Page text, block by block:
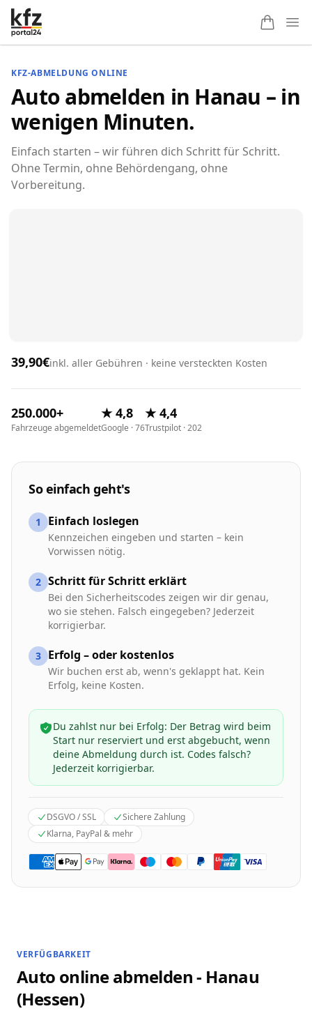
KFZ-ABMELDUNG ONLINE
Auto abmelden in Hanau – in
wenigen Minuten.
Einfach starten – wir führen dich Schritt für Schritt.
Ohne Termin, ohne Behördengang, ohne
Vorbereitung.
39,90€inkl. aller Gebühren · keine versteckten Kosten
250.000+
Fahrzeuge abgemeldet
★ 4,8
Google · 76
★ 4,4
Trustpilot · 202
So einfach geht's
1 Einfach loslegen
Kennzeichen eingeben und starten – kein
Vorwissen nötig.
2 Schritt für Schritt erklärt
Bei den Sicherheitscodes zeigen wir dir genau,
wo sie stehen. Falsch eingegeben? Jederzeit
korrigierbar.
3 Erfolg – oder kostenlos
Wir buchen erst ab, wenn's geklappt hat. Kein
Erfolg, keine Kosten.
Du zahlst nur bei Erfolg: Der Betrag wird beim
Start nur reserviert und erst abgebucht, wenn
deine Abmeldung durch ist. Codes falsch?
Jederzeit korrigierbar.
DSGVO / SSL
Sichere Zahlung
Klarna, PayPal & mehr
VERFÜGBARKEIT
Auto online abmelden - Hanau
(Hessen)